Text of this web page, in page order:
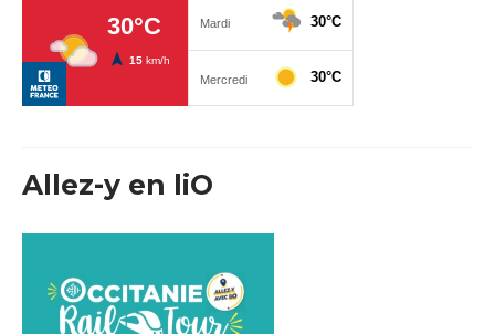
Allez-y en liO